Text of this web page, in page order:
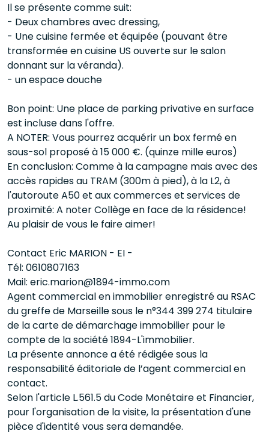
Il se présente comme suit:
- Deux chambres avec dressing,
- Une cuisine fermée et équipée (pouvant être
transformée en cuisine US ouverte sur le salon
donnant sur la véranda).
- un espace douche
Bon point: Une place de parking privative en surface
est incluse dans l'offre.
A NOTER: Vous pourrez acquérir un box fermé en
sous-sol proposé à 15 000 €. (quinze mille euros)
En conclusion: Comme à la campagne mais avec des
accès rapides au TRAM (300m à pied), à la L2, à
l'autoroute A50 et aux commerces et services de
proximité: A noter Collège en face de la résidence!
Au plaisir de vous le faire aimer!
Contact Eric MARION - EI -
Tél: 0610807163
Mail: eric.marion@1894-immo.com
Agent commercial en immobilier enregistré au RSAC
du greffe de Marseille sous le n°344 399 274 titulaire
de la carte de démarchage immobilier pour le
compte de la société 1894-L'immobilier.
La présente annonce a été rédigée sous la
responsabilité éditoriale de l’agent commercial en
contact.
Selon l'article L.561.5 du Code Monétaire et Financier,
pour l'organisation de la visite, la présentation d'une
pièce d'identité vous sera demandée.